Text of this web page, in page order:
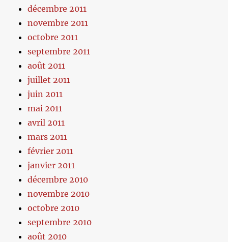
décembre 2011
novembre 2011
octobre 2011
septembre 2011
août 2011
juillet 2011
juin 2011
mai 2011
avril 2011
mars 2011
février 2011
janvier 2011
décembre 2010
novembre 2010
octobre 2010
septembre 2010
août 2010